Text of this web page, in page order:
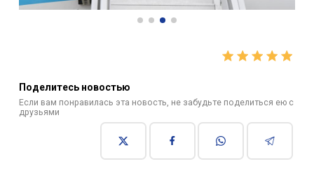
Поделитесь новостью
Если вам понравилась эта новость, не забудьте поделиться ею с
друзьями